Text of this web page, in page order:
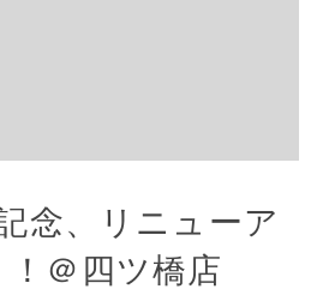
念、リニューア
＠四ツ橋店